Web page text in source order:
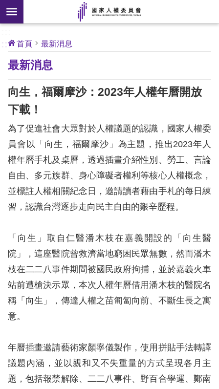
前往主要內容區塊
搜
尋
開
新
]
核
心
人
權
公
約
關
於
本
會
最
新
消
人
權
業
務
核
權
公
:::
首頁 最新消息
最新消息
向生，福爾摩沙：2023年人權年曆開放
下載！
為了促進社會大眾對於人權議題的認識，國家人權委
員會以「向生，福爾摩沙」為主題，推出2023年人
權年曆手札及桌曆，透過插畫介紹性別、勞工、言論
自由、多元族群、身心障礙者權利等核心人權概念，
並標註人權相關紀念日，邀請讀者藉由手札的每日練
習，認識台灣逐步走向民主自由的艱辛歷程。
「向生」取自仁醫潘木枝在嘉義開設的「向生醫
院」，這座醫院曾救濟當地窮困民眾無數，然而潘木
枝在二二八事件期間被國民政府拘捕，並於嘉義火車
站前遭槍決示眾，本次人權年曆借用潘木枝的醫院名
稱「向生」，傳達人權之苗匍匐向前、不斷生長之寓
意。
年曆插畫邀請藝術家顏寧儀製作，使用拼貼手法轉譯
議題內涵，並以親和又不失重量的方式呈現各月主
題，包括報禁解除、二二八事件、野百合學運、鄭南